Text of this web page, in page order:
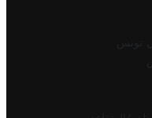
تونس